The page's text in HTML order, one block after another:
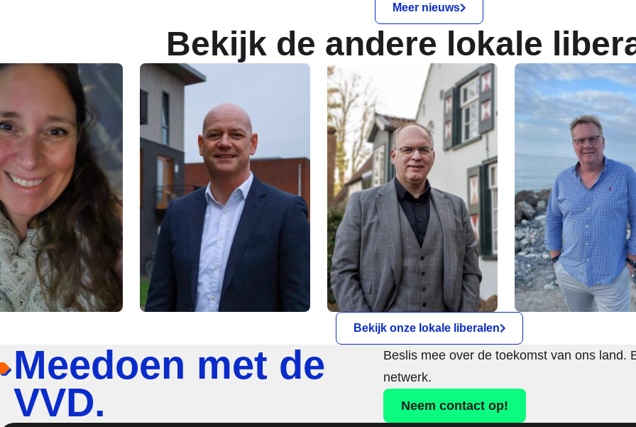
Meer nieuws
Bekijk de andere lokale
Bekijk onze lokale liberalen
Meedoen met de
VVD.
Beslis mee over de toekomst van ons land.
netwerk.
Neem contact op!